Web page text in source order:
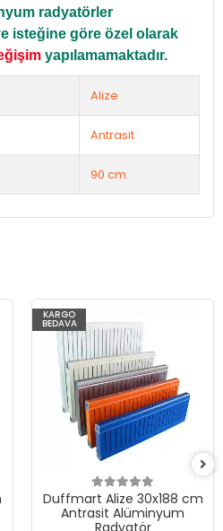
radyatörler
isteğine göre özel olarak
yapılamamaktadır.
Alize
Antrasit
90 cm.
KARGO
BEDAVA
Duffmart Alize 30x188 cm
Antrasit Alüminyum
Radyatör